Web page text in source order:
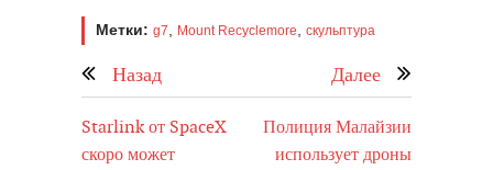
Метки: g7 Mount Recyclemore скульптура
Назад Далее
Starlink от SpaceX
скоро может
Полиция Малайзии
использует дроны